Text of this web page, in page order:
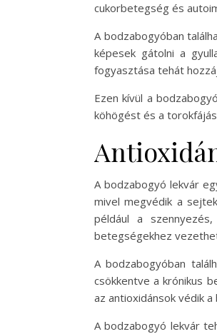
cukorbetegség és
A bodzabogyóban
képesek gátolni a
fogyasztása tehát
Ezen kívül a
köhögést és a
A bodzabogyó lekvár
mivel megvédik a
például a
betegségekhez
A bodzabogyóban
csökkentve a krónikus
az antioxidánsok védik
A bodzabogyó lekvár